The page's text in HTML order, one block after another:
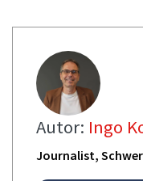
Autor: Ingo
Journalist,